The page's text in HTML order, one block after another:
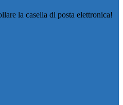
la casella di posta elettronica!